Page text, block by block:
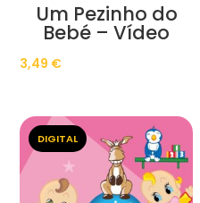
Um Pezinho do
Bebé – Vídeo
3,49 €
DIGITAL